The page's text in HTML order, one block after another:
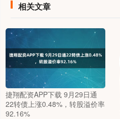
相关文章
捷翔配资APP下载 9月29日通
22转债上涨0.48%，转股溢价率
92.16%